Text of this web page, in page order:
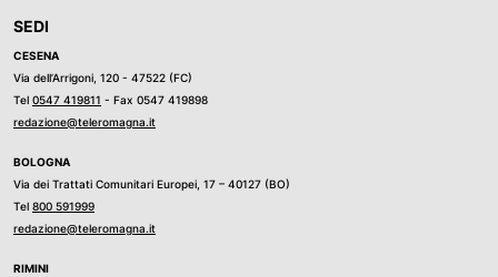
SEDI
CESENA
Via dell’Arrigoni, 120 - 47522 (FC)
Tel 0547 419811 - Fax 0547 419898
redazione@teleromagna.it
BOLOGNA
Via dei Trattati Comunitari Europei, 17 – 40127 (BO)
Tel 800 591999
redazione@teleromagna.it
RIMINI